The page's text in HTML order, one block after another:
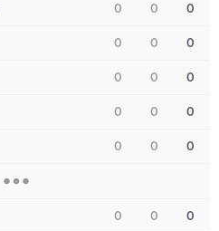
0 0 0
0 0 0
0 0 0
0 0 0
0 0 0
0 0 0